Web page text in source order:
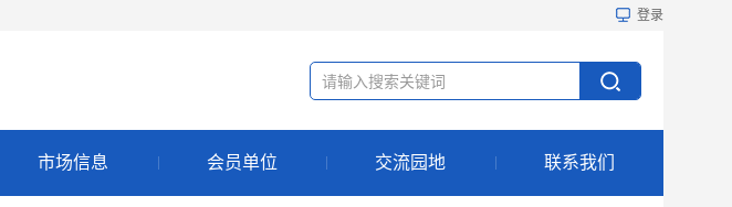
登录
市场信息 会员单位 交流园地 联系我们